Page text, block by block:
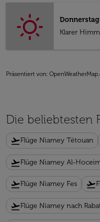
Donnerstag
Klarer
Präsentiert von:
Die beliebtesten
flight_takeoffFlüge Niamey Tétouan
flight_takeoffFlüge Niamey Al-
flight_takeoffFlüge Niamey Fes flight_takeoff
flight_takeoffFlüge Niamey nach